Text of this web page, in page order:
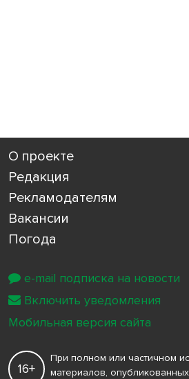
О проекте
Редакция
Рекламодателям
Вакансии
Погода
16+
При полном или частичном
материалов, опубликованных
e-mail подписка на новости
Включить уведомления
Мобильная версия сайта